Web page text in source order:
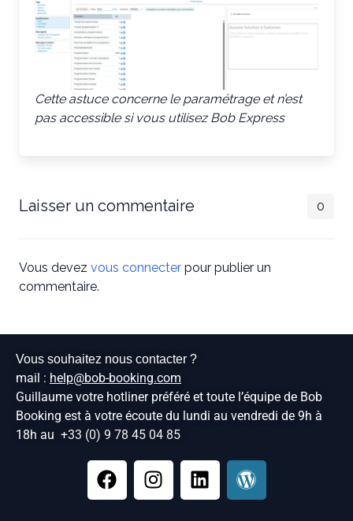
Cette astuce concerne le paramétrage et n’est
pas accessible si vous utilisez Bob Express
Laisser un commentaire 0
Vous devez vous connecter pour publier un
commentaire.
Vous souhaitez nous contacter ?
mail : help@bob-booking.com
Guillaume votre hotliner préféré et toute l’équipe de Bob
Booking est à votre écoute du lundi au vendredi de 9h à
18h au +33 (0) 9 78 45 04 85